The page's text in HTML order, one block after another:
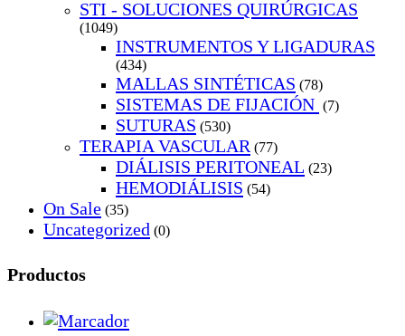
STI - SOLUCIONES QUIRÚRGICAS
(1049)
INSTRUMENTOS Y LIGADURAS
(434)
MALLAS SINTÉTICAS (78)
SISTEMAS DE FIJACIÓN (7)
SUTURAS (530)
TERAPIA VASCULAR (77)
DIÁLISIS PERITONEAL (23)
HEMODIÁLISIS (54)
On Sale (35)
Uncategorized (0)
Productos